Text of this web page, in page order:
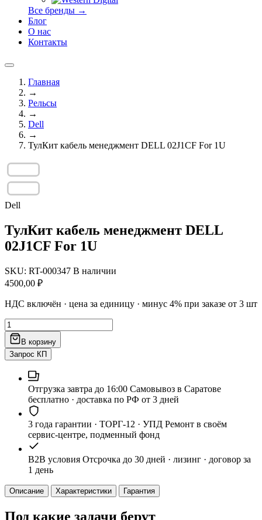
Все бренды →
Блог
О нас
Контакты
Главная
→
Рельсы
→
Dell
→
ТулКит кабель менеджмент DELL 02J1CF For 1U
Dell
ТулКит кабель менеджмент DELL
02J1CF For 1U
SKU: RT-000347 В наличии
4500,00 ₽
НДС включён · цена за единицу · минус 4% при заказе от 3 шт
Количество
товара
ТулКит
кабель
DELL
02J1CF
В корзину
Запрос КП
Отгрузка завтра до 16:00 Самовывоз в Саратове
бесплатно · доставка по РФ от 3 дней
3 года гарантии · ТОРГ-12 · УПД Ремонт в своём
сервис-центре, подменный фонд
B2B условия Отсрочка до 30 дней · лизинг · договор за
1 день
Описание Характеристики Гарантия
Под какие задачи берут